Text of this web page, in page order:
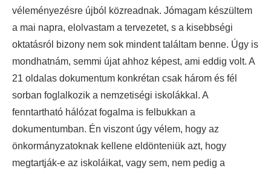
véleményezésre újból közreadnak. Jómagam készültem
a mai napra, elolvastam a tervezetet, s a kisebbségi
oktatásról bizony nem sok mindent találtam benne. Úgy is
mondhatnám, semmi újat ahhoz képest, ami eddig volt. A
21 oldalas dokumentum konkrétan csak három és fél
sorban foglalkozik a nemzetiségi iskolákkal. A
fenntartható hálózat fogalma is felbukkan a
dokumentumban. Én viszont úgy vélem, hogy az
önkormányzatoknak kellene eldönteniük azt, hogy
megtartják-e az iskoláikat, vagy sem, nem pedig a